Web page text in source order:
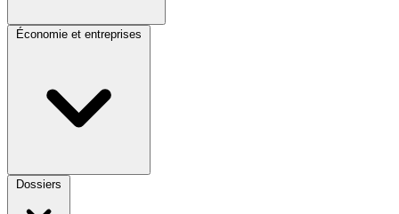
Économie et entreprises
Dossiers